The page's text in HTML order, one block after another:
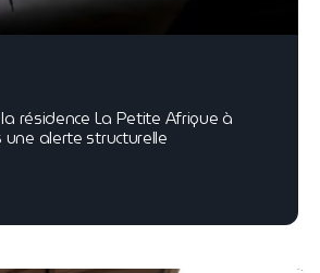
résidence La Petite Afrique à
alerte structurelle